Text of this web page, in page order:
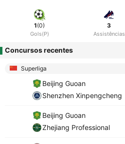
1(0)
Gols(P)
3
Assistências
Concursos recentes
Superliga
Beijing Guoan
Shenzhen Xinpengcheng
Beijing Guoan
Zhejiang Professional